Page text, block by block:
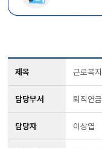
제목 근로복
담당부서 퇴직연
담당자 이상엽